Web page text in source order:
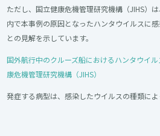
ただし、国立健康危機管理研究機構（JIHS）
内で本事例の原因となったハンタウイルスに
との見解を示しています。
国外航行中のクルーズ船におけるハンタウイ
康危機管理研究機構（JIHS）
発症する病型は、感染したウイルスの種類によ